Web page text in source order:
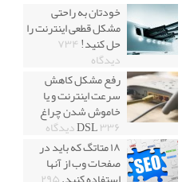
خودتان به راحتی
مشکل قطعی اینترنت را
حل کنید!۷۳۴
دیدگاه
رفع مشکل کاهش
سرعت اینترنت و یا
خاموش شدن چراغ
DSL۳۳۶ دیدگاه
۱۸ متاتگ که باید در
صفحات وب از آنها